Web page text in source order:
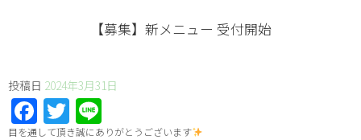
【募集】新メニュー 受付開始
投稿日 2024年3月31日
Facebook
Twitter
目を通して頂き誠にありがとうございます